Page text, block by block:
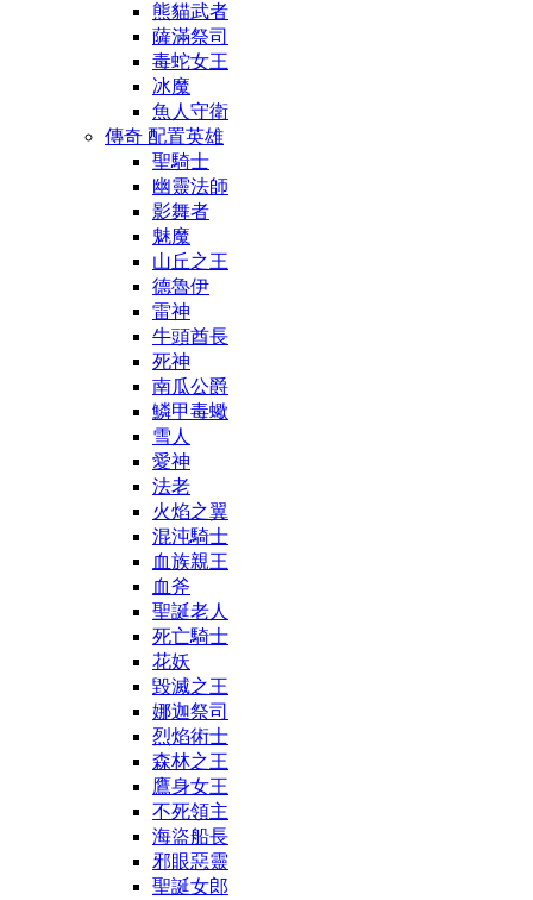
熊貓武者
薩滿祭司
毒蛇女王
冰魔
魚人守衛
傳奇 配置英雄
聖騎士
幽靈法師
影舞者
魅魔
山丘之王
德魯伊
雷神
牛頭酋長
死神
南瓜公爵
鱗甲毒蠍
雪人
愛神
法老
火焰之翼
混沌騎士
血族親王
血斧
聖誕老人
死亡騎士
花妖
毀滅之王
娜迦祭司
烈焰術士
森林之王
鷹身女王
不死領主
海盜船長
邪眼惡靈
聖誕女郎